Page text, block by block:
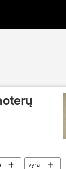
vyrai